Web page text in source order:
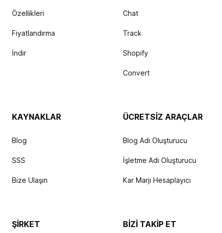
Özellikleri
Fiyatlandırma
İndir
Chat
Track
Shopify
Convert
KAYNAKLAR
Blog
SSS
Bize Ulaşın
ÜCRETSIZ ARAÇLAR
Blog Adı Oluşturucu
İşletme Adı Oluşturucu
Kar Marjı Hesaplayıcı
ŞIRKET BIZI TAKIP ET